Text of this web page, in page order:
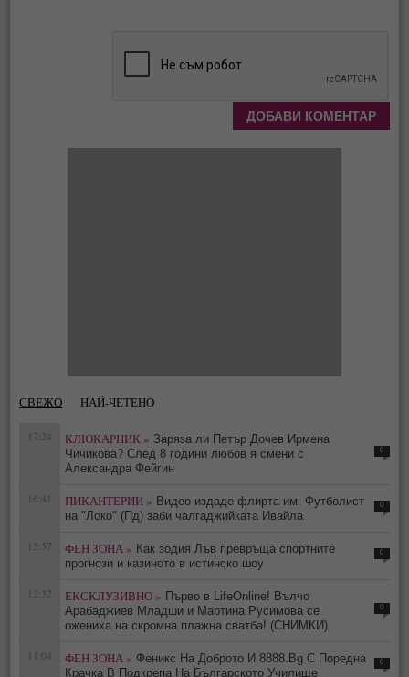
СВЕЖО НАЙ-ЧЕТЕНО
17:24 КЛЮКАРНИК » Заряза ли Петър Дочев Ирмена
Чичикова? След 8 години любов я смени с
Александра Фейгин
0
16:41 ПИКАНТЕРИИ » Видео издаде флирта им: Футболист
на "Локо" (Пд) заби чалгаджийката Ивайла
0
15:57 ФЕН ЗОНА » Как зодия Лъв превръща спортните
прогнози и казиното в истинско шоу
0
12:32 ЕКСКЛУЗИВНО » Първо в LifeOnline! Вълчо
Арабаджиев Младши и Мартина Русимова сe
oжениха на скромна плажна сватба! (СНИМКИ)
0
11:04 ФЕН ЗОНА » Феникс На Доброто И 8888.Bg С Поредна
Крачка В Подкрепа На Българското Училище
0